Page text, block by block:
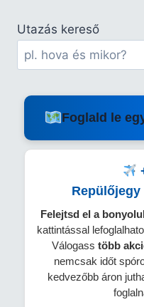
Utazás kereső
Foglald le
Repülőjegy
Felejtsd el a
kattintással
Válogass több
nemcsak időt
kedvezőbb áron